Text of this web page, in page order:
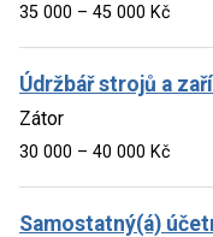
35 000 – 45 000 Kč
Údržbář strojů a
Zátor
30 000 – 40 000 Kč
Samostatný(á)